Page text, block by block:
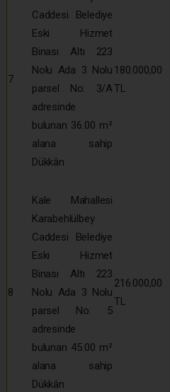
7
Caddesi Belediye
Eski Hizmet
Binası Altı 223
Nolu Ada 3 Nolu
parsel No: 3/A
adresinde
bulunan 36.00 m²
alana sahip
Dükkân
180.000,00
TL
8
Kale Mahallesi
Karabehlülbey
Caddesi Belediye
Eski Hizmet
Binası Altı 223
Nolu Ada 3 Nolu
parsel No: 5
adresinde
bulunan 45.00 m²
alana sahip
Dükkân
216.000,00
TL